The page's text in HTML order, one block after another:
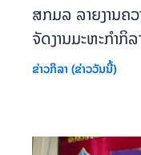
ສກມລ ລາຍງານຄ
ຈັດງານມະຫະກຳກິ
ຂ່າວກິລາ (ຂ່າວວັນນີ້)